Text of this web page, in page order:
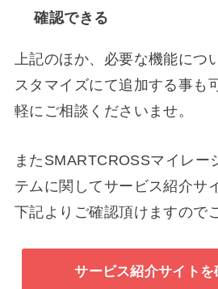
確認できる
上記のほか、必要な機能につ
スタマイズにて追加する事も
軽にご相談くださいませ。
またSMARTCROSSマイレー
テムに関してサービス紹介サ
下記よりご確認頂けますので
サービス紹介サイトを